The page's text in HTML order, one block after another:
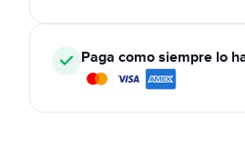
Paga como siempre lo